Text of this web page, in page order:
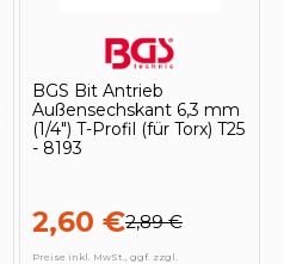
BGS Bit Antrieb
Außensechskant 6,3 mm
(1/4") T-Profil (für Torx) T25
- 8193
2,60 €2,89 €
Preise inkl. MwSt., ggf. zzgl.